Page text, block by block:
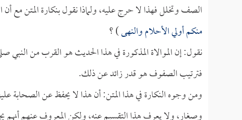
الصف وتخلل فهذا لا حرج عليه، ولماذا نقول بنكارة المتن مع
منكم أولي الأحلام والنهى) ؟
نقول: إن الموالاة المذكورة في هذا الحديث هو القرب من
فترتيب الصفوف هو قدر زائد عن ذلك.
ومن وجوه النكارة في هذا المتن: أن هذا لا يحفظ عن الصحابة